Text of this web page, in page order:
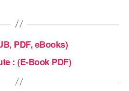
PDF, eBooks)
: (E-Book PDF)